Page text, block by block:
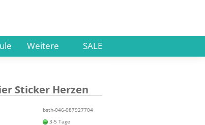
Konto erstellen
SALE
Weitere
Sti­cker Her­zen
bsth-046-087927704
3-5 Tage